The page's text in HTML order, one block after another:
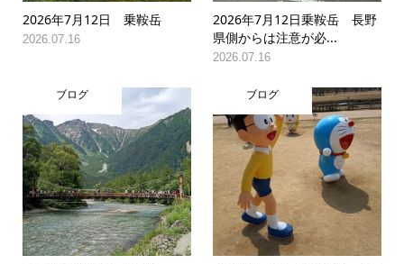
2026年7月12日 乗鞍岳
2026.07.16
2026年7月12日乗鞍岳 長野
県側からは注意が必...
2026.07.16
ブログ ブログ